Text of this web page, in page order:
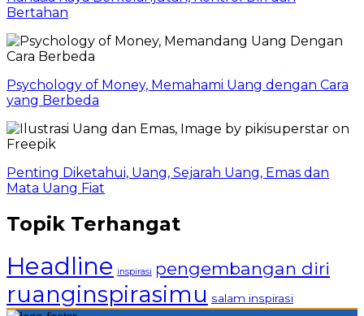
Bertahan
Psychology of Money, Memahami Uang dengan Cara
yang Berbeda
Penting Diketahui, Uang, Sejarah Uang, Emas dan
Mata Uang Fiat
Topik Terhangat
Headline inspirasi pengembangan diri
ruanginspirasimu salam inspirasi